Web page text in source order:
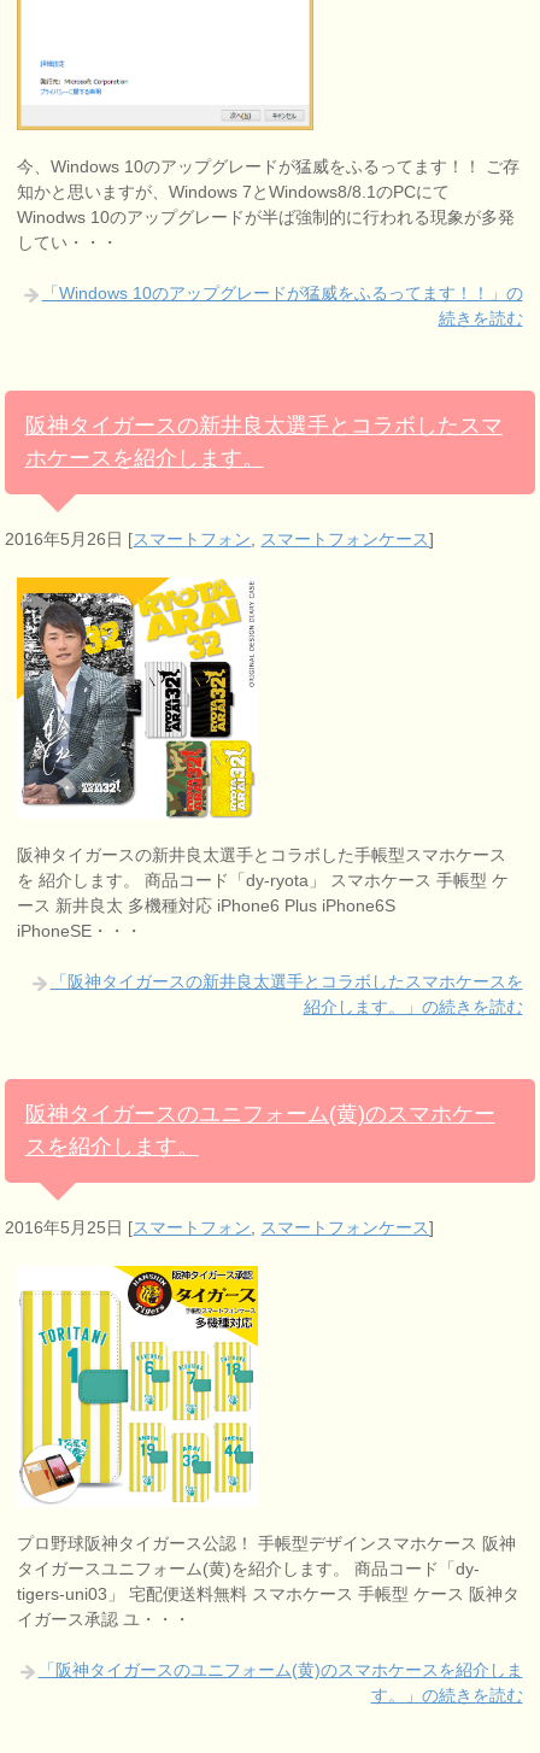
今、Windows 10のアップグレードが猛威をふるってます！！ ご存
知かと思いますが、Windows 7とWindows8/8.1のPCにて
Winodws 10のアップグレードが半ば強制的に行われる現象が多発
してい・・・
「Windows 10のアップグレードが猛威をふるってます！！」の
続きを読む
阪神タイガースの新井良太選手とコラボしたスマ
ホケースを紹介します。
2016年5月26日 [スマートフォン スマートフォンケース]
阪神タイガースの新井良太選手とコラボした手帳型スマホケース
を 紹介します。 商品コード「dy-ryota」 スマホケース 手帳型 ケ
ース 新井良太 多機種対応 iPhone6 Plus iPhone6S
iPhoneSE・・・
「阪神タイガースの新井良太選手とコラボしたスマホケースを
紹介します。」の続きを読む
阪神タイガースのユニフォーム(黄)のスマホケー
スを紹介します。
2016年5月25日 [スマートフォン, スマートフォンケース]
プロ野球阪神タイガース公認！ 手帳型デザインスマホケース 阪神
タイガースユニフォーム(黄)を紹介します。 商品コード「dy-
tigers-uni03」 宅配便送料無料 スマホケース 手帳型 ケース 阪神タ
イガース承認 ユ・・・
「阪神タイガースのユニフォーム(黄)のスマホケースを紹介しま
す。」の続きを読む